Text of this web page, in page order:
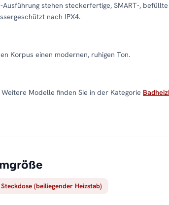
stehen steckerfertige, SMART-,
nach IPX4.
Korpus einen modernen, ruhigen Ton.
Modelle finden Sie in der Kategorie
(beiliegender Heizstab)